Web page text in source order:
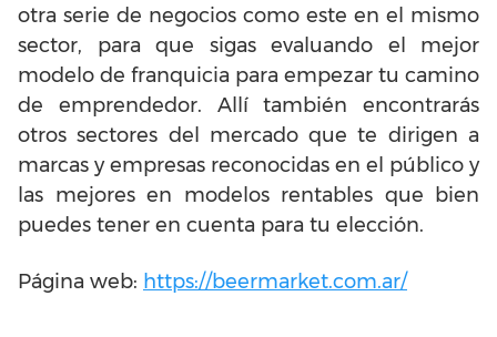
otra serie de negocios como este en el mismo
sector, para que sigas evaluando el mejor
modelo de franquicia para empezar tu camino
de emprendedor. Allí también encontrarás
otros sectores del mercado que te dirigen a
marcas y empresas reconocidas en el público y
las mejores en modelos rentables que bien
puedes tener en cuenta para tu elección.
Página web: https://beermarket.com.ar/